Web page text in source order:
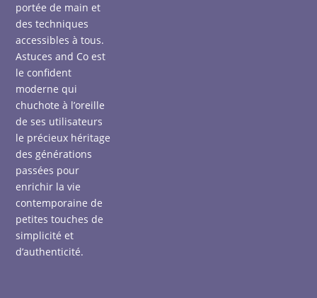
portée de main et
des techniques
accessibles à tous.
Astuces and Co est
le confident
moderne qui
chuchote à l’oreille
de ses utilisateurs
le précieux héritage
des générations
passées pour
enrichir la vie
contemporaine de
petites touches de
simplicité et
d’authenticité.